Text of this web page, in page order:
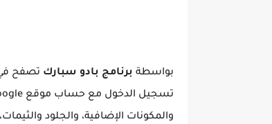
بواسطة برنامج بادو سبارك تصفح في
والمكونات الإضافية، والجلود